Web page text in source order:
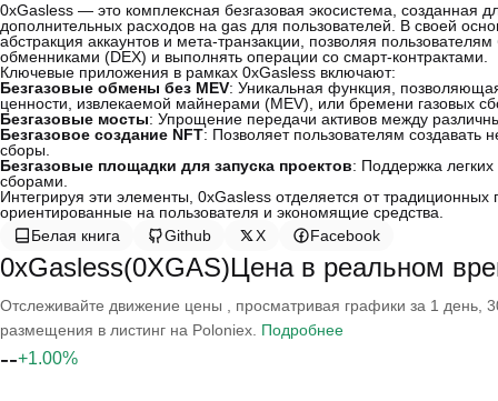
0xGasless — это комплексная безгазовая экосистема, созданная
дополнительных расходов на gas для пользователей. В своей
абстракция аккаунтов и мета-транзакции, позволяя
обменниками (DEX) и выполнять операции со смарт-контрактами.
Ключевые приложения в рамках 0xGasless включают:
Безгазовые обмены без MEV: Уникальная функция,
ценности, извлекаемой майнерами (MEV), или бремени газовых
Безгазовые мосты: Упрощение передачи активов между
Безгазовое создание NFT: Позволяет пользователям
сборы.
Безгазовые площадки для запуска проектов: Поддержка
сборами.
Интегрируя эти элементы, 0xGasless отделяется от
ориентированные на пользователя и экономящие средства.
Белая книга
Github X Facebook
0xGasless(0XGAS)Цена в реальном
Отслеживайте движение цены , просматривая графики за 1 день,
размещения в листинг на Poloniex. Подробнее
--+1.00%